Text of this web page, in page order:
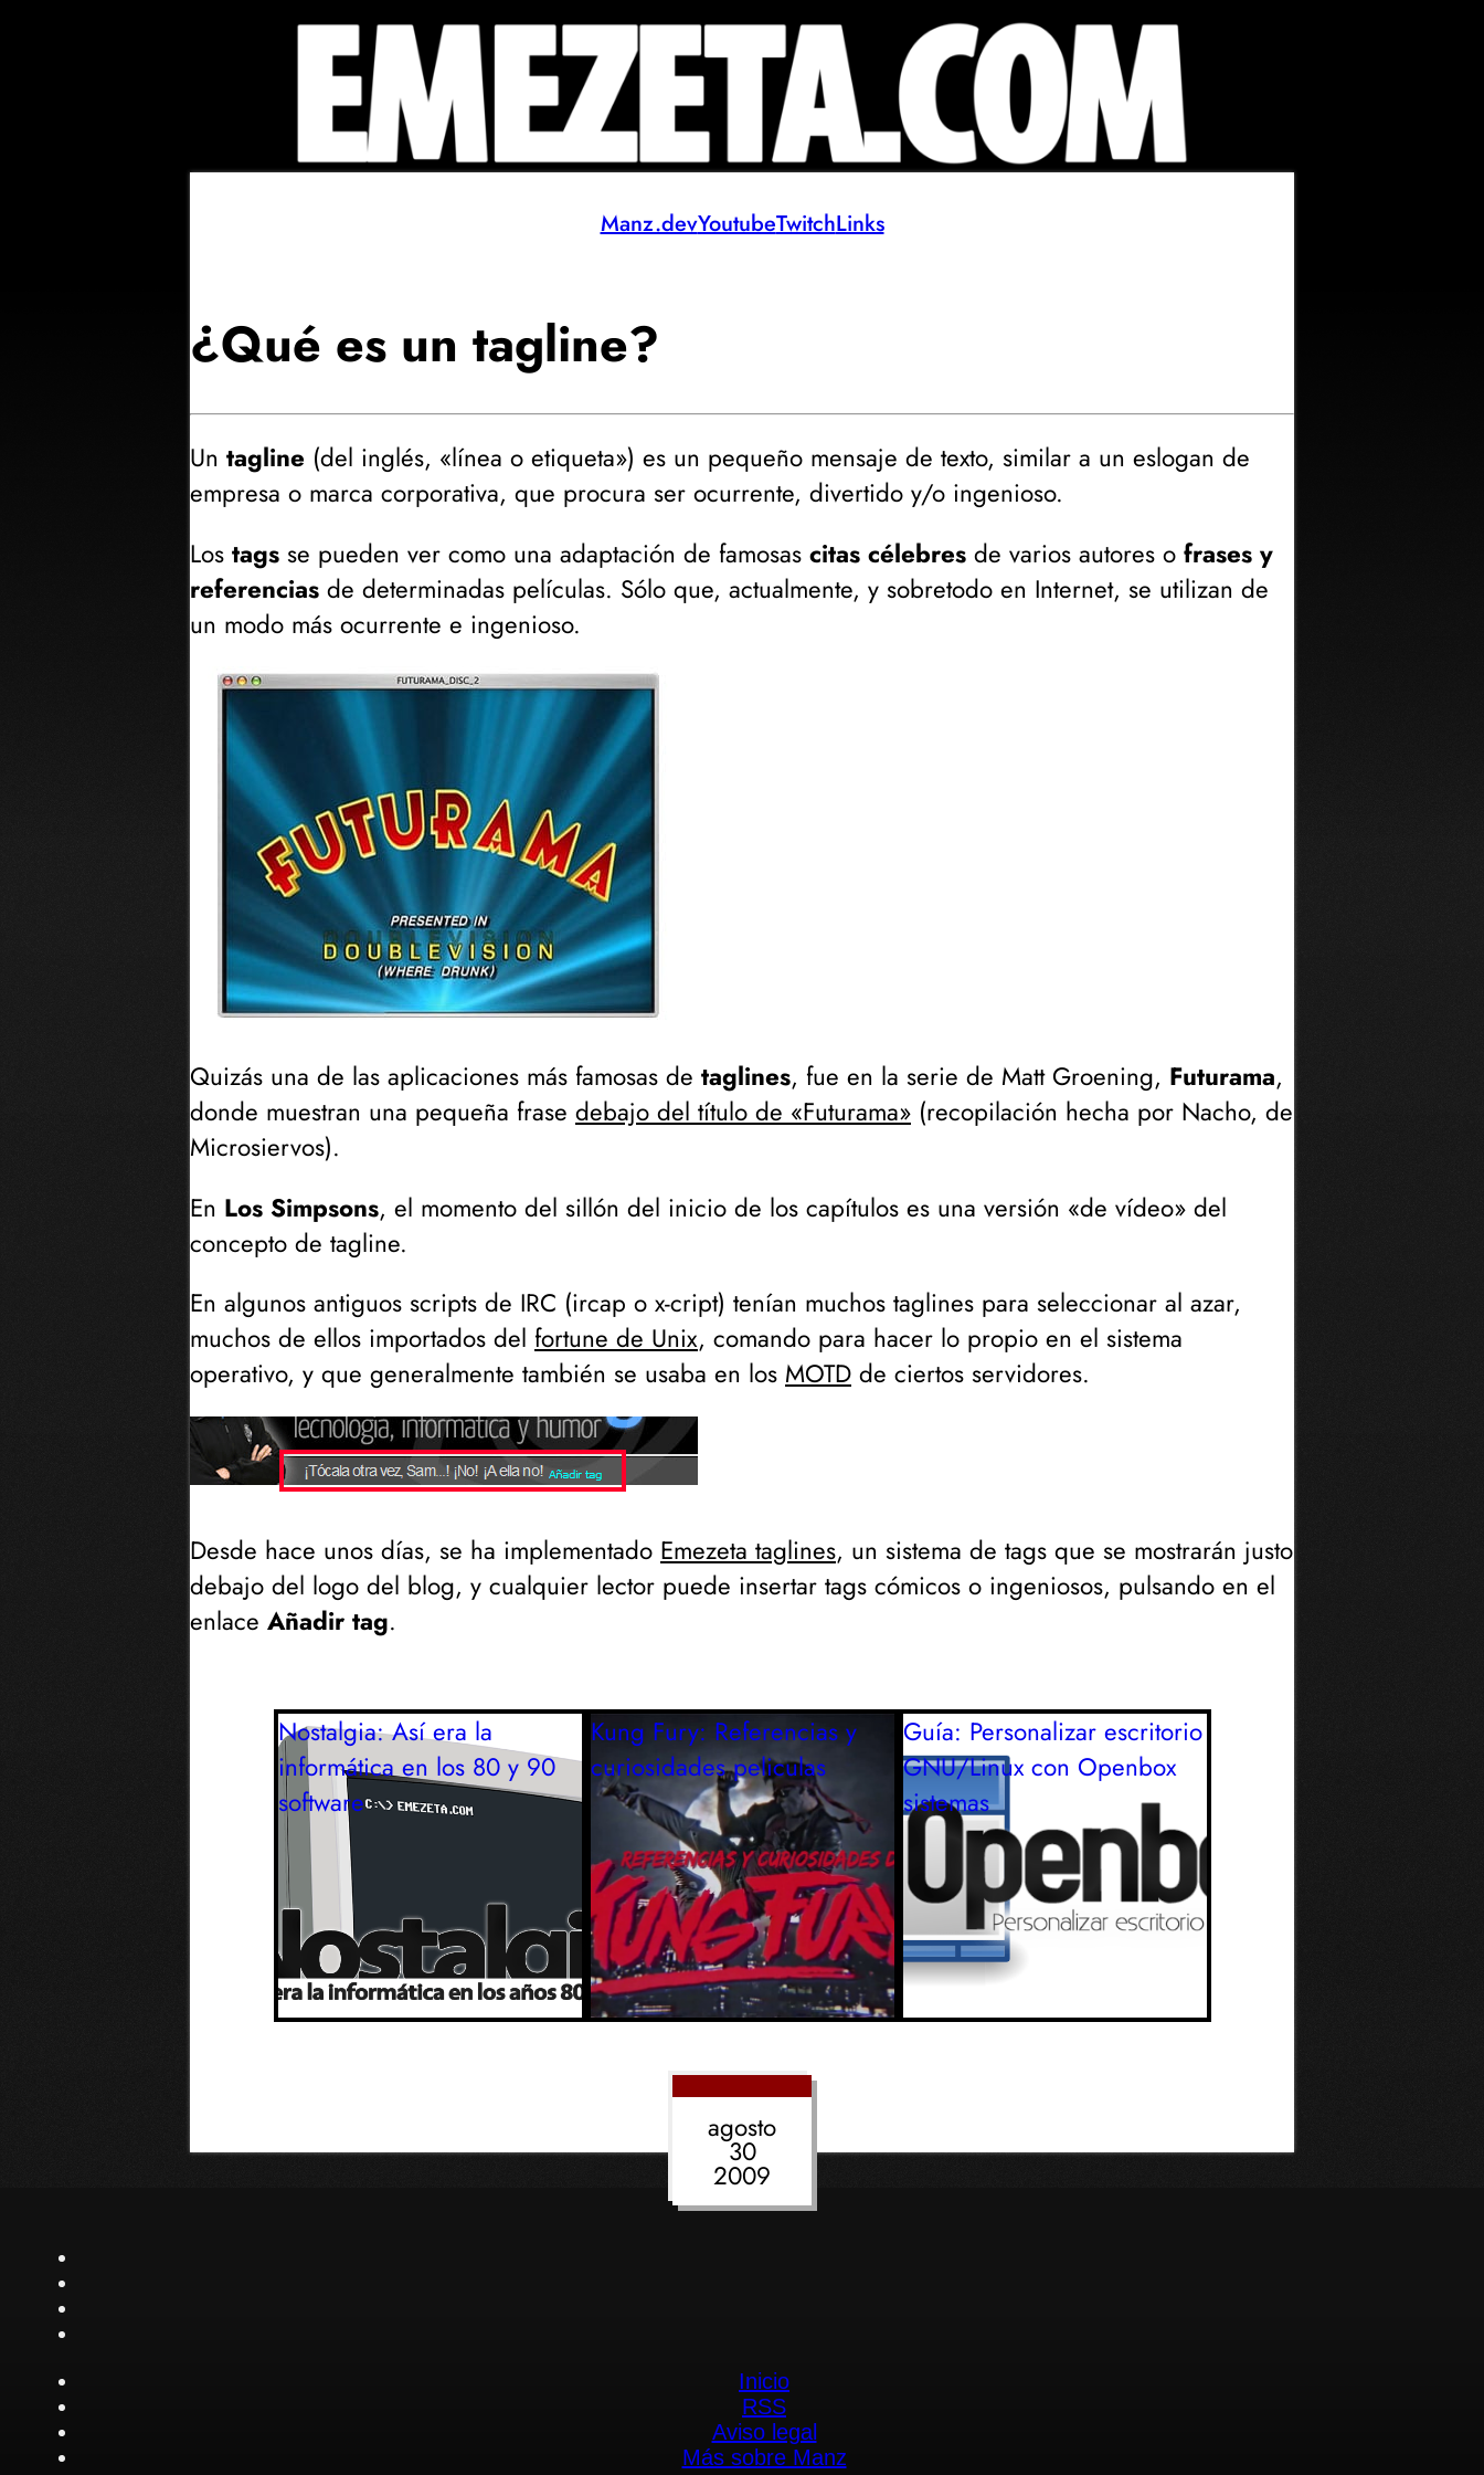
Manz.devYoutubeTwitchLinks
¿Qué es un tagline?
Un tagline (del inglés, «línea o etiqueta») es un pequeño mensaje de texto, similar a un eslogan de
empresa o marca corporativa, que procura ser ocurrente, divertido y/o ingenioso.
Los tags se pueden ver como una adaptación de famosas citas célebres de varios autores o frases y
referencias de determinadas películas. Sólo que, actualmente, y sobretodo en Internet, se utilizan de
un modo más ocurrente e ingenioso.
Quizás una de las aplicaciones más famosas de taglines, fue en la serie de Matt Groening, Futurama,
donde muestran una pequeña frase debajo del título de «Futurama» (recopilación hecha por Nacho, de
Microsiervos).
En Los Simpsons, el momento del sillón del inicio de los capítulos es una versión «de vídeo» del
concepto de tagline.
En algunos antiguos scripts de IRC (ircap o x-cript) tenían muchos taglines para seleccionar al azar,
muchos de ellos importados del fortune de Unix, comando para hacer lo propio en el sistema
operativo, y que generalmente también se usaba en los MOTD de ciertos servidores.
Desde hace unos días, se ha implementado Emezeta taglines, un sistema de tags que se mostrarán justo
debajo del logo del blog, y cualquier lector puede insertar tags cómicos o ingeniosos, pulsando en el
enlace Añadir tag.
Nostalgia: Así era la
informática en los 80 y 90
software
Kung Fury: Referencias y
curiosidades peliculas
Guía: Personalizar escritorio
GNU/Linux con Openbox
sistemas
agosto
30
2009
Inicio
RSS
Aviso legal
Más sobre Manz